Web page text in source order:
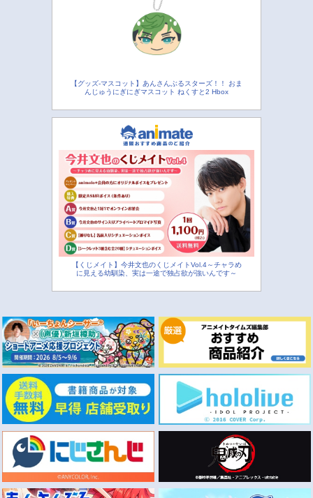
【グッズ-マスコット】あんさんぶるスターズ！！ おま
んじゅうにぎにぎマスコット ねくすと2 Hbox
【くじメイト】今井文也のくじメイトVol.4～チャラめ
に見える幼馴染、実は一途で独占欲が強いんです～